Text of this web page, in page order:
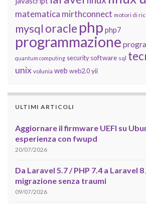
matematica mirthconnect motori di
mysql oracle php php7
programmazione
quantum computing security software sql
unix volunia web web2.0 yii
ULTIMI ARTICOLI
Aggiornare il firmware UEFI su
esperienza con fwupd
20/07/2026
Da Laravel 5.7 / PHP 7.4 a Laravel 8
migrazione senza traumi
09/07/2026